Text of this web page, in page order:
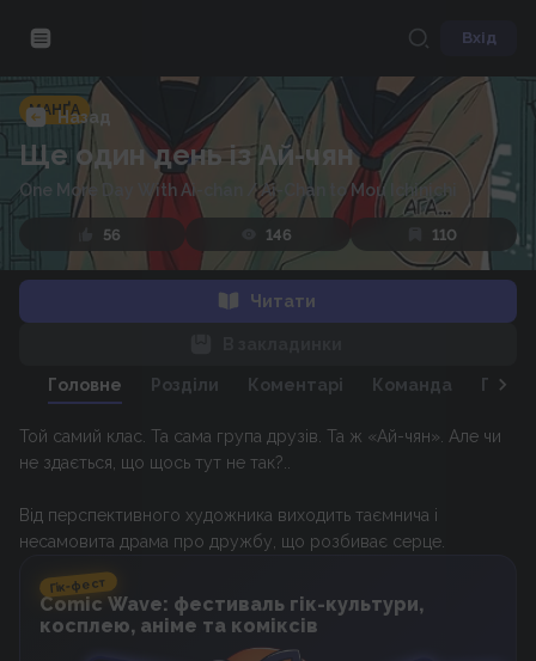
Вхід
Назад
МАНҐА
Ще один день із Ай-чян
One More Day With Ai-chan /Ai-Chan to Mou Ichinichi
56 146 110
Читати
Головне Розділи Коментарі Команда
Той самий клас. Та сама група друзів. Та ж «Ай-чян». Але чи
не здається, що щось тут не так?..
Від перспективного художника виходить таємнича і
несамовита драма про дружбу, що розбиває серце.
Гік-фест
Comic Wave: фестиваль гік-культури,
косплею, аніме та коміксів